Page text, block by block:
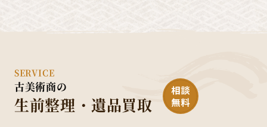
SERVICE
古美術商の
生前整理・遺品買取